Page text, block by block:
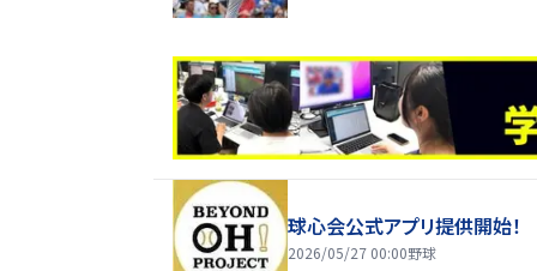
球心会公式アプリ提供開始！
2026/05/27 00:00野球